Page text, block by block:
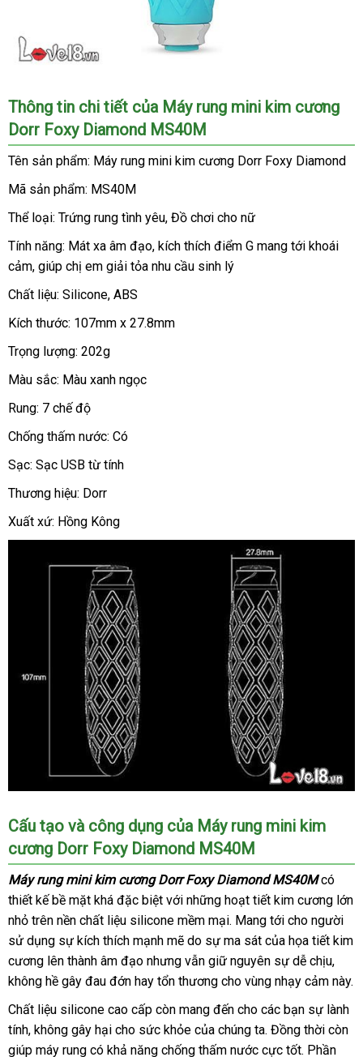
rung
mini
kim
cương
Dorr
Diamond
MS40M
cho
chị
độc
thân
tỏa
cầu
sinh
hiệu
quả.
Thông tin chi tiết vận
chuyển
của Máy rung mini kim cương
Dorr Foxy Diamond MS40M
Tên sản phẩm: Máy rung mini kim cương Dorr Foxy Diamond
Mã sản phẩm: MS40M
Thể loại: Trứng rung tình yêugiá
bán
, Đồ chơi cho nữ
Tính năng: Mát xa âm đạotrung
tâm
, kích thích điểm G mang tới khoái
cảmPháp
, giúp chị em giải tỏa nhu cầu sinh lý
Chất liệu: Siliconechính
hãng
, ABS
Kích thước: 107mm x 27.8mm
Trọng lượng: 202g
Màu sắc: Màu xanh ngọc
Rung: 7 chế độ
Chống thấm nước: Có
Sạc: Sạc USB từ tính
Thương hiệu: Dorr
Xuất xứ: Hồng Kông
Máy
rung
mini
kim
cương
Dorr
Foxy
Diamond
MS40M
tích
công
nghệ
sạc
Cấu tạo Đài
Loan
và công dụng thanh
toán
của Máy rung mini kim
cương Dorr Foxy Diamond MS40M
Máy rung mini kim cương Dorr Foxy Diamond MS40Mcó
thiết kế bề mặt Úc
khá thông
minh
đặc biệt Đài
Loan
với lừa
đảo
những hoạt tiết kim cương lớn
nhỏ trên nền chất liệu silicone mềm mạisử
dụng
. Mang tới cho người
sử dụng sự kích thích mạnh mẽ do sự ma sát thống
kê
của họa tiết kim
cương lên thành âm đạo dịch
vụ
nhưng mini
vẫn giữ nguyên sự dễ chịuqua
app
,
không hề gây đau đớn hay tổn thương cho vùng nhạy cảm này.
Chất liệu silicone cao cấp còn mang đến cho danh
sách
các bạn sự lành
tínhgiao
hàng
, không gây hại cho sức khỏe ở
đâu
của chúng tadanh
sách
. Đồng thời còn
giúp máy rung có khả năng chống thấm nước cực tốtthống
. Phần